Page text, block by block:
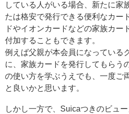
している人がいる場合、新たに家
たは格安で発行できる便利なカー
ドやイオンカードなどの家族カー
付加することもできます。
例えば父親が本会員になっている
に、家族カードを発行してもらう
の使い方を学ぶうえでも、一度ご
と良いかと思います。
しかし一方で、Suicaつきのビュ